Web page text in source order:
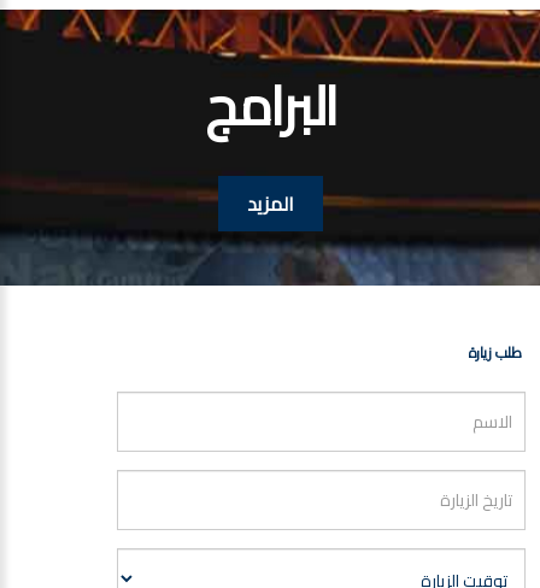
البرامج
المزيد
طلب زيارة